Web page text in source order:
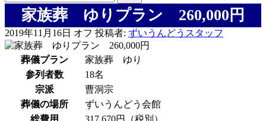
索: 家族葬 ゆりプラン 260,000円
2019年11月16日 オフ 投稿者: ずいうんどうスタッフ
葬儀プラン
家族葬 ゆり
参列者数
18名
宗派
曹洞宗
葬儀の場所
ずいうんどう会館
総費用
317,670円（税別）